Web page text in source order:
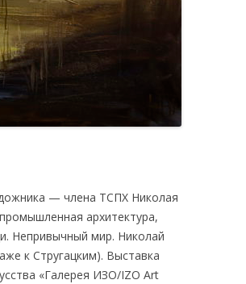
— члена ТСПХ Николая
архитектура,
Непривычный мир. Николай
к Стругацким). Выставка
«Галерея ИЗО/IZO Art